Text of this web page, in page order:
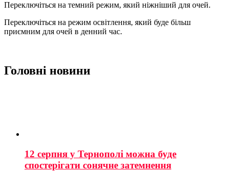
Переключіться на темний режим, який ніжніший для очей.
Переключіться на режим освітлення, який буде більш
приємним для очей в денний час.
Головні новини
12 серпня у Тернополі можна буде
спостерігати сонячне затемнення